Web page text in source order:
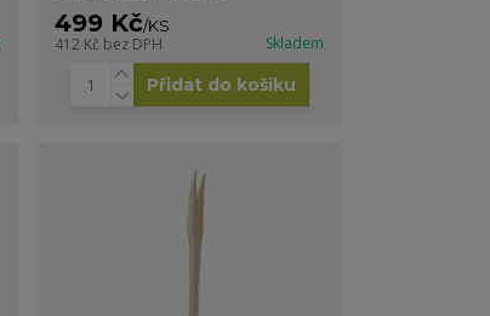
499 Kč/KS
412 Kč bez DPH Skladem
Přidat do košíku